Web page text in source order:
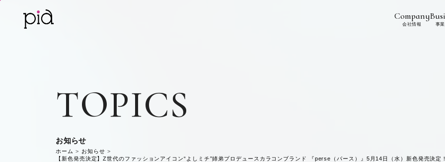
Company
会社情報 事
TOPICS
お知らせ
ホーム
お知らせ
【新色発売決定】Z世代のファッションアイコン“よしミチ”姉弟プロデュースカラコンブランド 『perse（パース）』5月14日（水）新色発売決